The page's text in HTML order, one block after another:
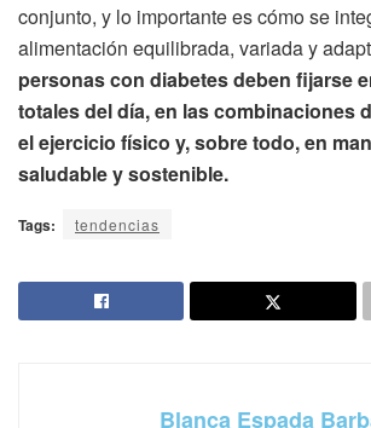
conjunto, y lo importante es cómo se
alimentación equilibrada, variada y
personas con diabetes deben fijarse
totales del día, en las combinaciones
el ejercicio físico y, sobre todo, en
saludable y sostenible.
Tags: tendencias
Blanca Espada